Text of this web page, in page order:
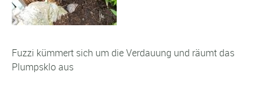
Fuzzi kümmert sich um die Verdauung und räumt das
Plumpsklo aus